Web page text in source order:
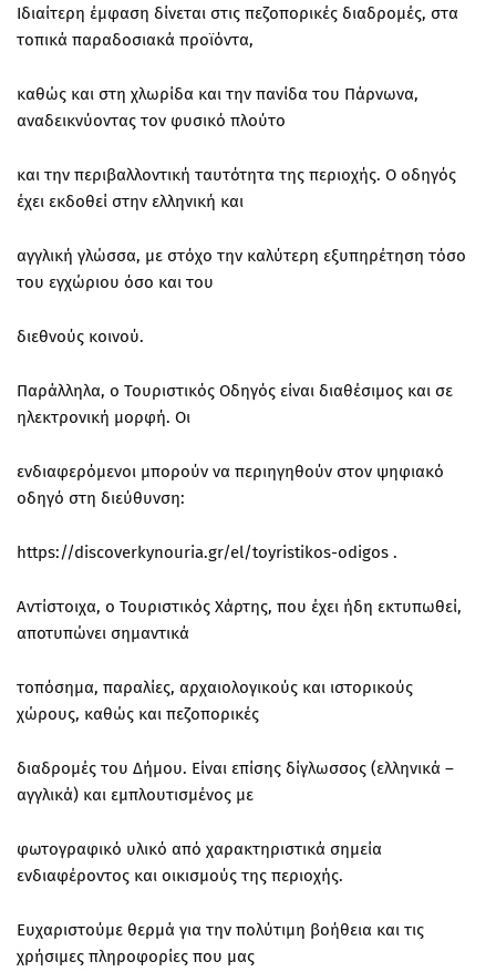
Ιδιαίτερη έμφαση δίνεται στις πεζοπορικές διαδρομές, στα
τοπικά παραδοσιακά προϊόντα,
καθώς και στη χλωρίδα και την πανίδα του Πάρνωνα,
αναδεικνύοντας τον φυσικό πλούτο
και την περιβαλλοντική ταυτότητα της περιοχής. Ο οδηγός
έχει εκδοθεί στην ελληνική και
αγγλική γλώσσα, με στόχο την καλύτερη εξυπηρέτηση τόσο
του εγχώριου όσο και του
διεθνούς κοινού.
Παράλληλα, ο Τουριστικός Οδηγός είναι διαθέσιμος και σε
ηλεκτρονική μορφή. Οι
ενδιαφερόμενοι μπορούν να περιηγηθούν στον ψηφιακό
οδηγό στη διεύθυνση:
https://discoverkynouria.gr/el/toyristikos-odigos .
Αντίστοιχα, ο Τουριστικός Χάρτης, που έχει ήδη εκτυπωθεί,
αποτυπώνει σημαντικά
τοπόσημα, παραλίες, αρχαιολογικούς και ιστορικούς
χώρους, καθώς και πεζοπορικές
διαδρομές του Δήμου. Είναι επίσης δίγλωσσος (ελληνικά –
αγγλικά) και εμπλουτισμένος με
φωτογραφικό υλικό από χαρακτηριστικά σημεία
ενδιαφέροντος και οικισμούς της περιοχής.
Ευχαριστούμε θερμά για την πολύτιμη βοήθεια και τις
χρήσιμες πληροφορίες που μας